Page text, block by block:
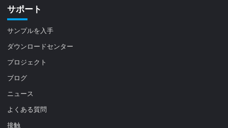
サポート
サンプルを入手
ダウンロードセンター
プロジェクト
ブログ
ニュース
よくある質問
接触